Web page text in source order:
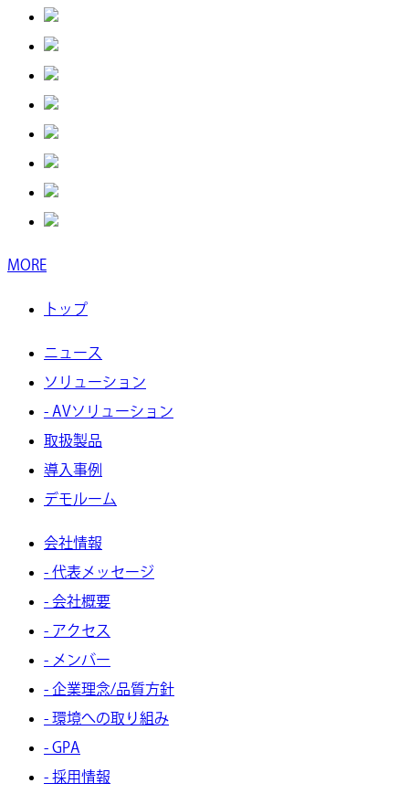
MORE
トップ
ニュース
ソリューション
- AVソリューション
取扱製品
導入事例
デモルーム
会社情報
- 代表メッセージ
- 会社概要
- アクセス
- メンバー
- 企業理念/品質方針
- 環境への取り組み
- GPA
- 採用情報